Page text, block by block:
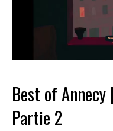
Best of Annecy
Partie 2